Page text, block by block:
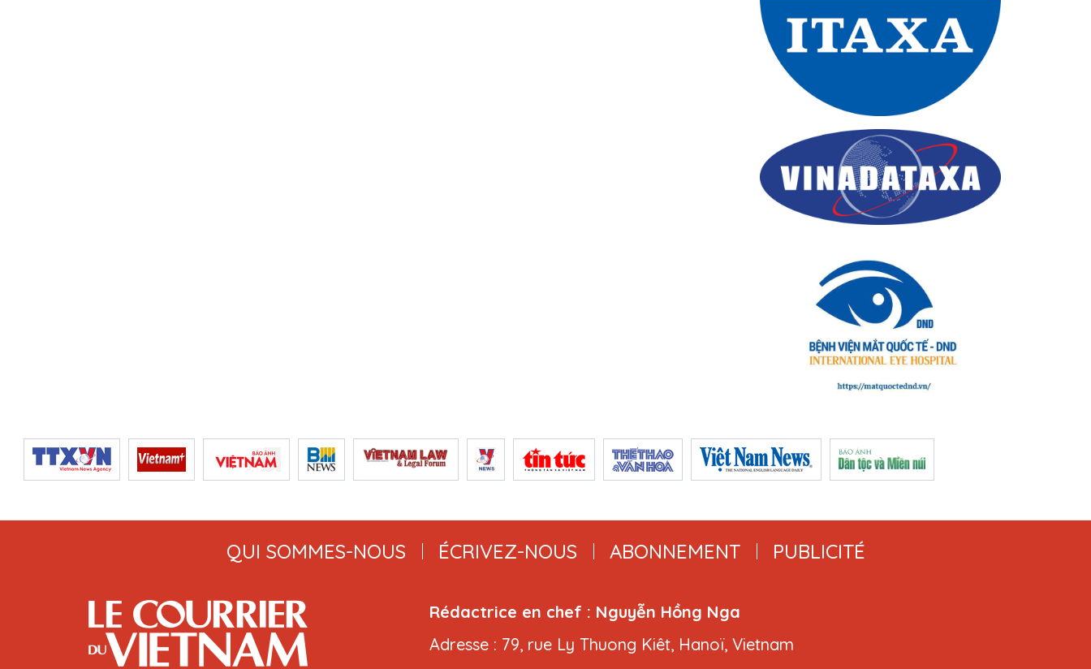
QUI SOMMES-NOUS ÉCRIVEZ-NOUS ABONNEMENT PUBLICITÉ
Rédactrice en chef : Nguyễn Hồng Nga
Adresse : 79, rue Ly Thuong Kiêt, Hanoï, Vietnam